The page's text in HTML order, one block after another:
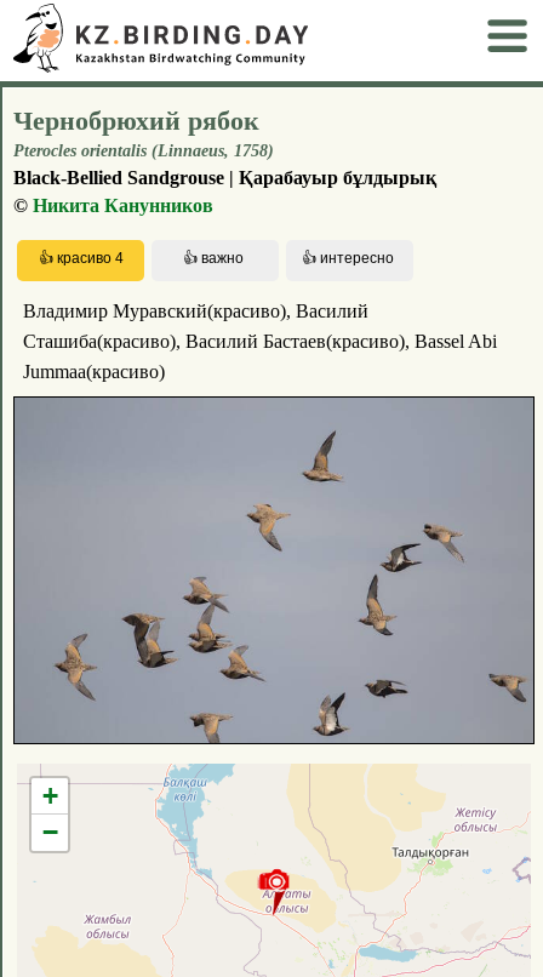
Чернобрюхий рябок
Pterocles orientalis (Linnaeus, 1758)
Black-Bellied Sandgrouse | Қарабауыр бұлдырық
© Никита Канунников
Владимир Муравский(красиво), Василий
Сташиба(красиво), Василий Бастаев(красиво), Bassel Abi
Jummaa(красиво)
+
−